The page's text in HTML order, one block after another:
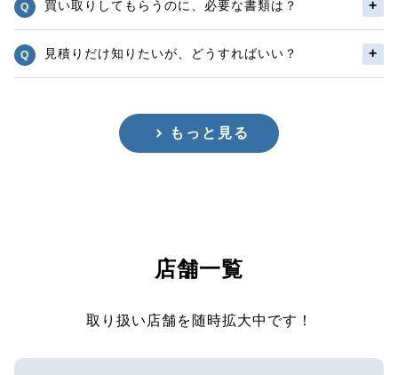
買い取りしてもらうのに、必要な書類は？
見積りだけ知りたいが、どうすればいい？
もっと見る
店舗一覧
取り扱い店舗を随時拡大中です！